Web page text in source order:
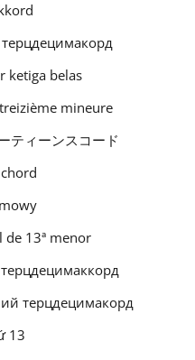
ketiga belas
mineure
ティーンスコード
de 13ª menor
терцдецимакорд
13